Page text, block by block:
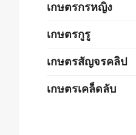
เกษตรกรหญิง
เกษตรกูรู
เกษตรสัญจรคลิป
เกษตรเคล็ดลับ